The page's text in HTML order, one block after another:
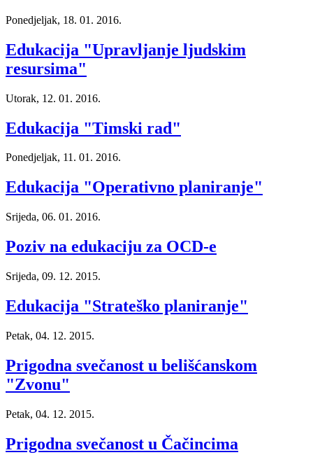
Ponedjeljak, 18. 01. 2016.
Edukacija "Upravljanje ljudskim
resursima"
Utorak, 12. 01. 2016.
Edukacija "Timski rad"
Ponedjeljak, 11. 01. 2016.
Edukacija "Operativno planiranje"
Srijeda, 06. 01. 2016.
Poziv na edukaciju za OCD-e
Srijeda, 09. 12. 2015.
Edukacija "Strateško planiranje"
Petak, 04. 12. 2015.
Prigodna svečanost u belišćanskom
"Zvonu"
Petak, 04. 12. 2015.
Prigodna svečanost u Čačincima